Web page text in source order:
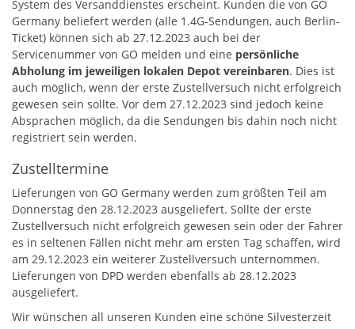
System des Versanddienstes erscheint. Kunden die von GO
Germany beliefert werden (alle 1.4G-Sendungen, auch Berlin-
Ticket) können sich ab 27.12.2023 auch bei der
Servicenummer von GO melden und eine persönliche
Abholung im jeweiligen lokalen Depot vereinbaren. Dies ist
auch möglich, wenn der erste Zustellversuch nicht erfolgreich
gewesen sein sollte. Vor dem 27.12.2023 sind jedoch keine
Absprachen möglich, da die Sendungen bis dahin noch nicht
registriert sein werden.
Zustelltermine
Lieferungen von GO Germany werden zum größten Teil am
Donnerstag den 28.12.2023 ausgeliefert. Sollte der erste
Zustellversuch nicht erfolgreich gewesen sein oder der Fahrer
es in seltenen Fällen nicht mehr am ersten Tag schaffen, wird
am 29.12.2023 ein weiterer Zustellversuch unternommen.
Lieferungen von DPD werden ebenfalls ab 28.12.2023
ausgeliefert.
Wir wünschen all unseren Kunden eine schöne Silvesterzeit